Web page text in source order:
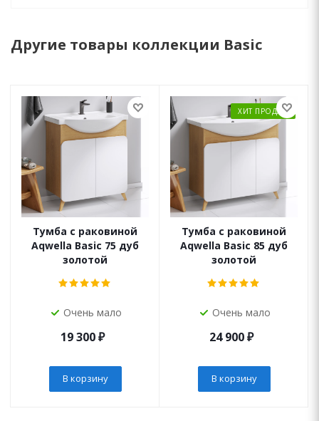
Другие товары коллекции Basic
Тумба с раковиной
Aqwella Basic 75 дуб
золотой
Очень мало
19 300₽
В корзину
ХИТ ПРОДАЖ
Тумба с раковиной
Aqwella Basic 85 дуб
золотой
Очень мало
24 900₽
В корзину